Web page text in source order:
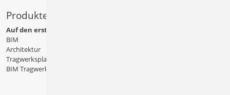
Produkte
Auf den ersten Blick
BIM
Architektur
Tragwerksplanung
BIM Tragwerksplanung